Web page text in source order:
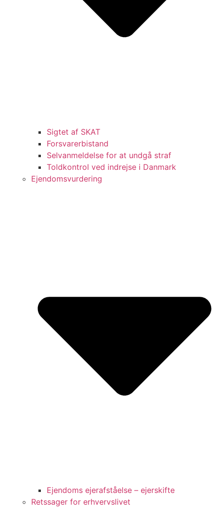
Sigtet af SKAT
Forsvarerbistand
Selvanmeldelse for at undgå straf
Toldkontrol ved indrejse i Danmark
Ejendomsvurdering
Ejendoms ejerafståelse – ejerskifte
Retssager for erhvervslivet